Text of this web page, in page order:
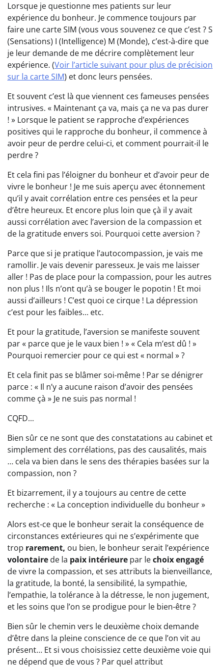
Lorsque je questionne mes patients sur leur
expérience du bonheur. Je commence toujours par
faire une carte SIM (vous vous souvenez ce que c’est ? S
(Sensations) I (Intelligence) M (Monde), c’est-à-dire que
je leur demande de me décrire complètement leur
expérience. (Voir l’article suivant pour plus de précision
sur la carte SIM) et donc leurs pensées.
Et souvent c’est là que viennent ces fameuses pensées
intrusives. « Maintenant ça va, mais ça ne va pas durer
! » Lorsque le patient se rapproche d’expériences
positives qui le rapproche du bonheur, il commence à
avoir peur de perdre celui-ci, et comment pourrait-il le
perdre ?
Et cela fini pas l’éloigner du bonheur et d’avoir peur de
vivre le bonheur ! Je me suis aperçu avec étonnement
qu’il y avait corrélation entre ces pensées et la peur
d’être heureux. Et encore plus loin que çà il y avait
aussi corrélation avec l’aversion de la compassion et
de la gratitude envers soi. Pourquoi cette aversion ?
Parce que si je pratique l’autocompassion, je vais me
ramollir. Je vais devenir paresseux. Je vais me laisser
aller ! Pas de place pour la compassion, pour les autres
non plus ! Ils n’ont qu’à se bouger le popotin ! Et moi
aussi d’ailleurs ! C’est quoi ce cirque ! La dépression
c’est pour les faibles… etc.
Et pour la gratitude, l’aversion se manifeste souvent
par « parce que je le vaux bien ! » « Cela m’est dû ! »
Pourquoi remercier pour ce qui est « normal » ?
Et cela finit pas se blâmer soi-même ! Par se dénigrer
parce : « Il n’y a aucune raison d’avoir des pensées
comme çà » Je ne suis pas normal !
CQFD…
Bien sûr ce ne sont que des constatations au cabinet et
simplement des corrélations, pas des causalités, mais
… cela va bien dans le sens des thérapies basées sur la
compassion, non ?
Et bizarrement, il y a toujours au centre de cette
recherche : « La conception individuelle du bonheur »
Alors est-ce que le bonheur serait la conséquence de
circonstances extérieures qui ne s’expérimente que
trop rarement, ou bien, le bonheur serait l’expérience
volontaire de la paix intérieure par lechoix engagé
de vivre la compassion, et ses attributs la bienveillance,
la gratitude, la bonté, la sensibilité, la sympathie,
l’empathie, la tolérance à la détresse, le non jugement,
et les soins que l’on se prodigue pour le bien-être ?
Bien sûr le chemin vers le deuxième choix demande
d’être dans la pleine conscience de ce que l’on vit au
présent… Et si vous choisissiez cette deuxième voie qui
ne dépend que de vous ? Par quel attribut